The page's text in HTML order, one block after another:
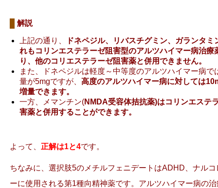
解説
上記の通り、
ドネペジル、リバスチグミン、ガランタミ
れもコリンエステラーゼ阻害型のアルツハイマー病治療
り、他のコリエステラーゼ阻害薬と併用できません。
また、ドネペジルは軽度～中等度のアルツハイマー病で
量が5mgですが、 高度のアルツハイマー病に対しては
増量できます。
一方、メマンチン(NMDA受容体拮抗薬)はコリンエステ
害薬と併用することができます。
よって、 正解は1と4です。
ちなみに、選択肢5のメチルフェニデートはADHD、ナルコ
ーに使用される第1種向精神薬です。アルツハイマー病の